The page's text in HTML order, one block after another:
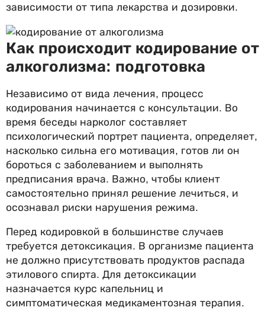
зависимости от типа лекарства и дозировки.
Как происходит кодирование от
алкоголизма: подготовка
Независимо от вида лечения, процесс
кодирования начинается с консультации. Во
время беседы нарколог составляет
психологический портрет пациента, определяет,
насколько сильна его мотивация, готов ли он
бороться с заболеванием и выполнять
предписания врача. Важно, чтобы клиент
самостоятельно принял решение лечиться, и
осознавал риски нарушения режима.
Перед кодировкой в большинстве случаев
требуется детоксикация. В организме пациента
не должно присутствовать продуктов распада
этилового спирта. Для детоксикации
назначается курс капельниц и
симптоматическая медикаментозная терапия.